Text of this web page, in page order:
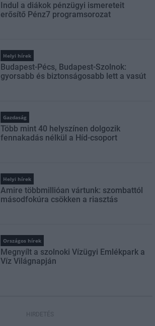
Indul a diákok pénzügyi ismereteit
erősítő Pénz7 programsorozat
Helyi hírek
Budapest-Pécs, Budapest-Szolnok:
gyorsabb és biztonságosabb lett a vasút
Gazdaság
Több mint 40 helyszínen dolgozik
fennakadás nélkül a Híd-csoport
Helyi hírek
Amire többmillióan vártunk: szombattól
másodfokúra csökken a riasztás
Országos hírek
Megnyílt a szolnoki Vízügyi Emlékpark a
Víz Világnapján
HIRDETÉS